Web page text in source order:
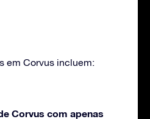
em Corvus incluem:
Corvus com apenas